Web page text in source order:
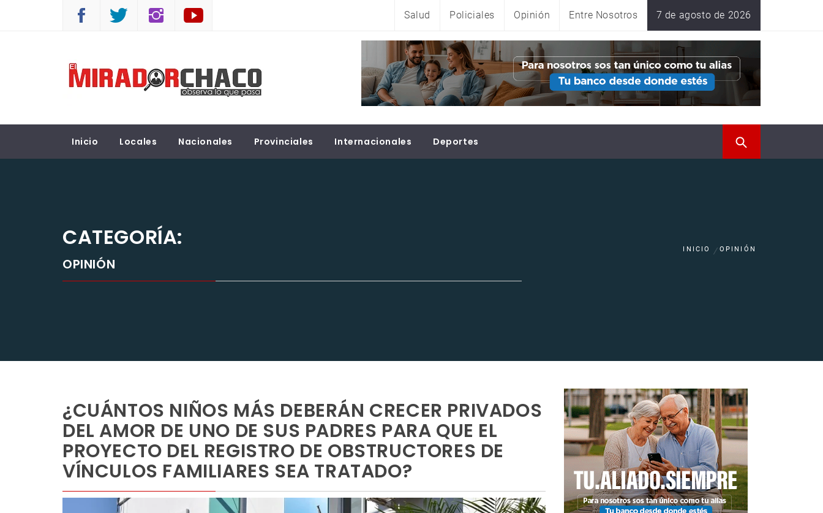
Salud Policiales Opinión Entre Nosotros 7 de agosto de 2026
EL MIRADOR CHACO
Inicio Locales Nacionales Provinciales Internacionales Deportes
CATEGORÍA:
OPINIÓN
INICIO OPINIÓN
¿CUÁNTOS NIÑOS MÁS DEBERÁN CRECER PRIVADOS
DEL AMOR DE UNO DE SUS PADRES PARA QUE EL
PROYECTO DEL REGISTRO DE OBSTRUCTORES DE
VÍNCULOS FAMILIARES SEA TRATADO?